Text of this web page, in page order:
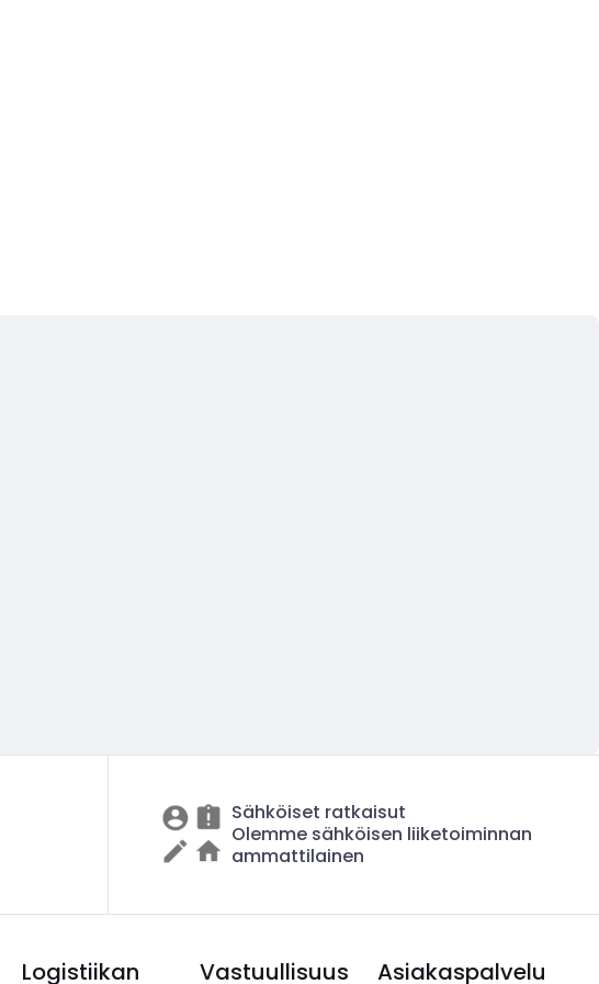
Sähköiset ratkaisut
Olemme sähköisen liiketoiminnan
ammattilainen
Logistiikan
Vastuullisuus Asiakaspalvelu